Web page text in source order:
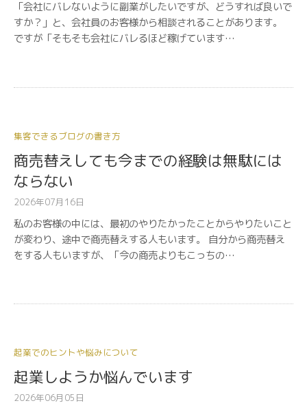
「会社にバレないように副業がしたいですが、どうすれば良いで
すか？」と、会社員のお客様から相談されることがあります。
ですが「そもそも会社にバレるほど稼げています…
集客できるブログの書き方
商売替えしても今までの経験は無駄には
ならない
2026年07月16日
私のお客様の中には、最初のやりたかったことからやりたいこと
が変わり、途中で商売替えする人もいます。 自分から商売替え
をする人もいますが、「今の商売よりもこっちの…
起業でのヒントや悩みについて
起業しようか悩んでいます
2026年06月05日